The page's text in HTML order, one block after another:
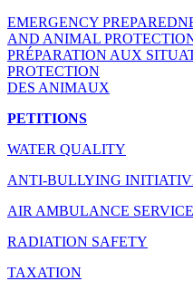
EMERGENCY
AND ANIMAL
PRÉPARATION AUX
PROTECTION
DES ANIMAUX
PETITIONS
WATER QUALITY
ANTI-BULLYING
AIR AMBULANCE SERVICE
RADIATION SAFETY
TAXATION